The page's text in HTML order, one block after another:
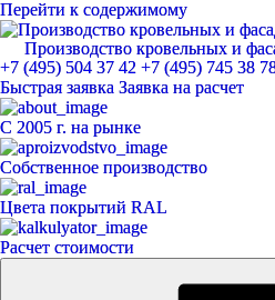
Перейти к содержимому
Производство кровельных и
ЕвроМет
+7 (495) 504 37 42 +7 (495) 745 38
Быстрая заявка Заявка на расчет
С 2005 г. на рынке
Собственное производство
Цвета покрытий RAL
Расчет стоимости